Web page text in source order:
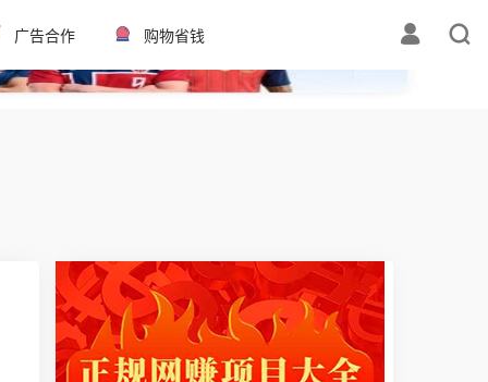
✕
广告合作 购物省钱